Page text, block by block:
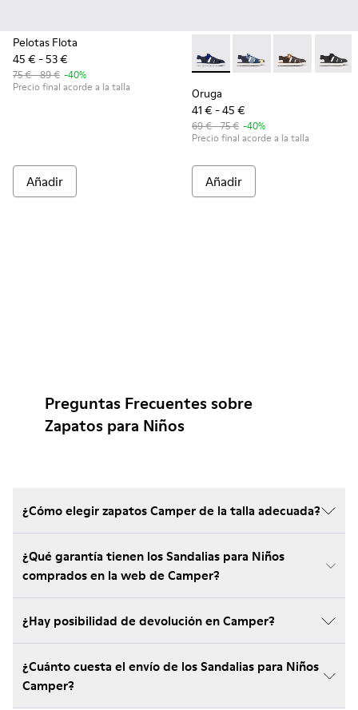
Pelotas Flota
45 € - 53 €
75 € - 89 € -40%
Precio final acorde a la talla
Añadir
Oruga - K800242-024 -
Oruga - K800242-
Oruga -Oruga
Oruga
41 € - 45 €
69 € - 75 € -40%
Precio final acorde a la talla
Añadir
Preguntas Frecuentes sobre
Zapatos para Niños
¿Cómo elegir zapatos Camper de la talla adecuada?
¿Qué garantía tienen los Sandalias para Niños
comprados en la web de Camper?
¿Hay posibilidad de devolución en Camper?
¿Cuánto cuesta el envío de los Sandalias para Niños
Camper?